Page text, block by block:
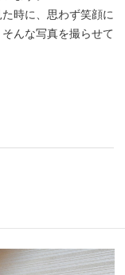
時に、思わず笑顔に
んな写真を撮らせて